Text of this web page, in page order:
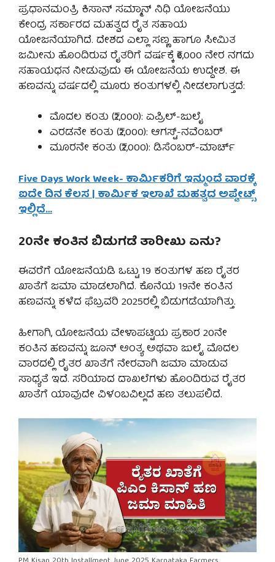
ಪ್ರಧಾನಮಂತ್ರಿ ಕಿಸಾನ್ ಸಮ್ಮಾನ್ ನಿಧಿ ಯೋಜನೆಯು
ಕೇಂದ್ರ ಸರ್ಕಾರದ ಮಹತ್ವದ ರೈತ ಸಹಾಯ
ಯೋಜನೆಯಾಗಿದೆ. ದೇಶದ ಎಲ್ಲಾ ಸಣ್ಣ ಹಾಗೂ ಸೀಮಿತ
ಜಮೀನು ಹೊಂದಿರುವ ರೈತರಿಗೆ ವರ್ಷಕ್ಕೆ ₹6,000 ನೇರ ನಗದು
ಸಹಾಯಧನ ನೀಡುವುದು ಈ ಯೋಜನೆಯ ಉದ್ದೇಶ. ಈ
ಹಣವನ್ನು ವರ್ಷದಲ್ಲಿ ಮೂರು ಕಂತುಗಳಲ್ಲಿ ನೀಡಲಾಗುತ್ತದೆ:
ಮೊದಲ ಕಂತು (₹2,000): ಏಪ್ರಿಲ್-ಜುಲೈ
ಎರಡನೇ ಕಂತು (₹2,000): ಆಗಸ್ಟ್-ನವೆಂಬರ್
ಮೂರನೇ ಕಂತು (₹2,000): ಡಿಸೆಂಬರ್-ಮಾರ್ಚ್
Five Days Work Week- ಕಾರ್ಮಿಕರಿಗೆ ಇನ್ಮುಂದೆ ವಾರಕ್ಕೆ
ಐದೇ ದಿನ ಕೆಲಸ | ಕಾರ್ಮಿಕ ಇಲಾಖೆ ಮಹತ್ವದ ಅಪ್ಡೇಟ್ಸ್
ಇಲ್ಲಿದೆ…
20ನೇ ಕಂತಿನ ಬಿಡುಗಡೆ ತಾರೀಖು ಏನು?
ಈವರೆಗೆ ಯೋಜನೆಯಡಿ ಒಟ್ಟು 19 ಕಂತುಗಳ ಹಣ ರೈತರ
ಖಾತೆಗೆ ಜಮಾ ಮಾಡಲಾಗಿದೆ. ಕೊನೆಯ 19ನೇ ಕಂತಿನ
ಹಣವನ್ನು ಕಳೆದ ಫೆಬ್ರವರಿ 2025ರಲ್ಲಿ ಬಿಡುಗಡೆಯಾಗಿತ್ತು.
ಹೀಗಾಗಿ, ಯೋಜನೆಯ ವೇಳಾಪಟ್ಟಿಯ ಪ್ರಕಾರ 20ನೇ
ಕಂತಿನ ಹಣವನ್ನು ಜೂನ್ ಅಂತ್ಯ ಅಥವಾ ಜುಲೈ ಮೊದಲ
ವಾರದಲ್ಲಿ ರೈತರ ಖಾತೆಗೆ ನೇರವಾಗಿ ಜಮಾ ಮಾಡುವ
ಸಾಧ್ಯತೆ ಇದೆ. ಸರಿಯಾದ ದಾಖಲೆಗಳು ಹೊಂದಿರುವ ರೈತರ
ಖಾತೆಗೆ ಯಾವುದೇ ವಿಳಂಬವಿಲ್ಲದೆ ಹಣ ತಲುಪಲಿದೆ.